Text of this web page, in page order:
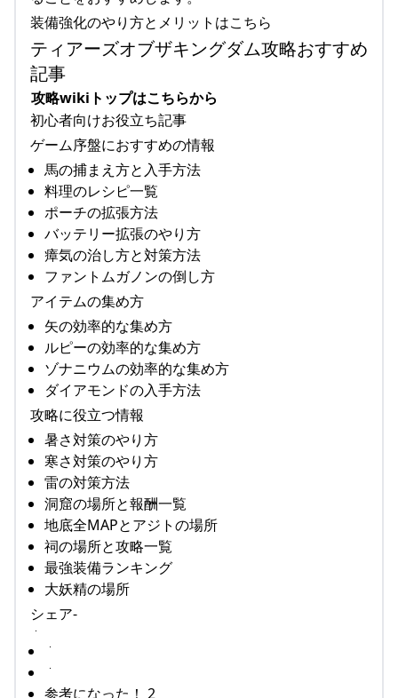
装備強化のやり方とメリットはこちら
ティアーズオブザキングダム攻略おすすめ
記事
攻略wikiトップはこちらから
初心者向けお役立ち記事
ゲーム序盤におすすめの情報
馬の捕まえ方と入手方法
料理のレシピ一覧
ポーチの拡張方法
バッテリー拡張のやり方
瘴気の治し方と対策方法
ファントムガノンの倒し方
アイテムの集め方
矢の効率的な集め方
ルピーの効率的な集め方
ゾナニウムの効率的な集め方
ダイアモンドの入手方法
攻略に役立つ情報
暑さ対策のやり方
寒さ対策のやり方
雷の対策方法
洞窟の場所と報酬一覧
地底全MAPとアジトの場所
祠の場所と攻略一覧
最強装備ランキング
大妖精の場所
シェア-
参考になった！ 2